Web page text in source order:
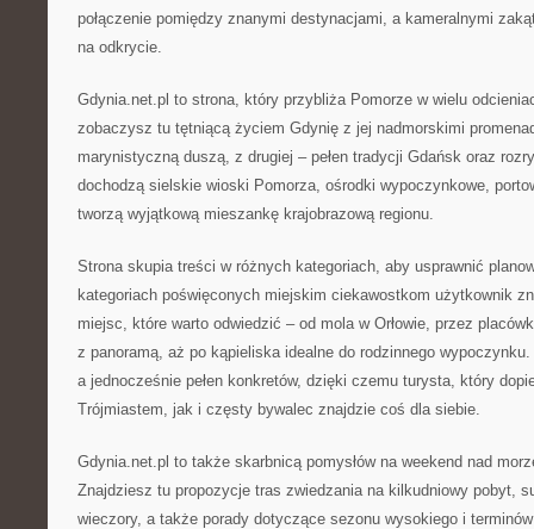
połączenie pomiędzy znanymi destynacjami, a kameralnymi
na odkrycie.
Gdynia.net.pl to strona, który przybliża Pomorze w wielu
zobaczysz tu tętniącą życiem Gdynię z jej nadmorskimi
marynistyczną duszą, z drugiej – pełen tradycji Gdańsk oraz
dochodzą sielskie wioski Pomorza, ośrodki wypoczynkowe,
tworzą wyjątkową mieszankę krajobrazową regionu.
Strona skupia treści w różnych kategoriach, aby usprawnić
kategoriach poświęconych miejskim ciekawostkom użytkownik
miejsc, które warto odwiedzić – od mola w Orłowie, przez
z panoramą, aż po kąpieliska idealne do rodzinnego
a jednocześnie pełen konkretów, dzięki czemu turysta, który
Trójmiastem, jak i częsty bywalec znajdzie coś dla siebie.
Gdynia.net.pl to także skarbnicą pomysłów na weekend nad
Znajdziesz tu propozycje tras zwiedzania na kilkudniowy pobyt,
wieczory, a także porady dotyczące sezonu wysokiego i